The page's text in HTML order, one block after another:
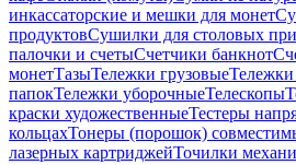
инкассаторские и мешки для монет
продуктовСушилки для столовых
палочки и счетыСчетчики банкнот
монетТазыТележки грузовые
папокТележки уборочныеТелескопы
краски художественныеТестеры
кольцахТонеры (порошок)
лазерных картриджейТочилки